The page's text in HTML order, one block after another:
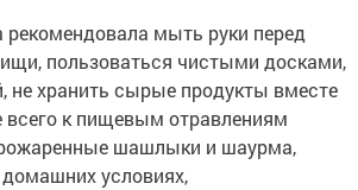
мыть руки перед
пользоваться чистыми досками,
не хранить сырые продукты вместе
к пищевым отравлениям
шашлыки и шаурма,
условиях,